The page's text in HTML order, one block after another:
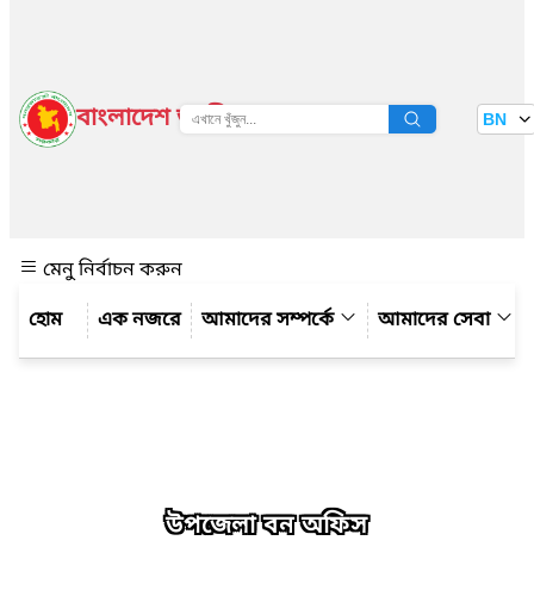
বাংলাদেশ জাতীয় তথ্য বাতায়ন BN
মেনু নির্বাচন করুন
এক নজরে
আমাদের সম্পর্কে আমাদের সেবা
উপজেলা বন অফিস